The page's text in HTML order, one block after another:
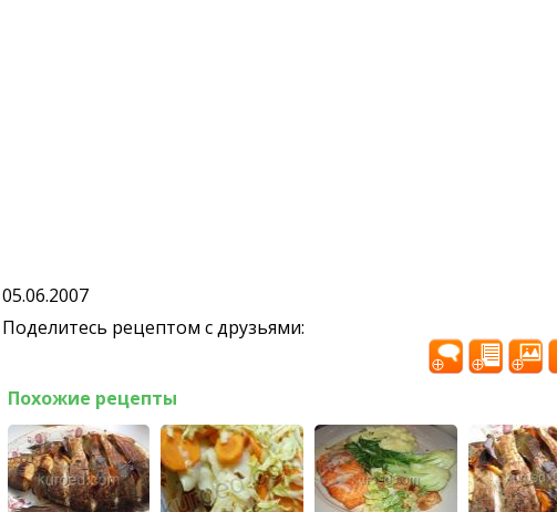
05.06.2007
Поделитесь рецептом с друзьями:
Похожие рецепты